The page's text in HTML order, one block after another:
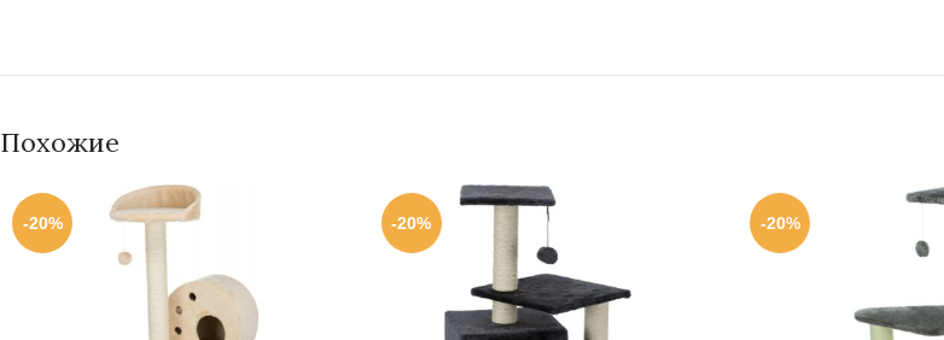
Похожие
-20% -20% -20%